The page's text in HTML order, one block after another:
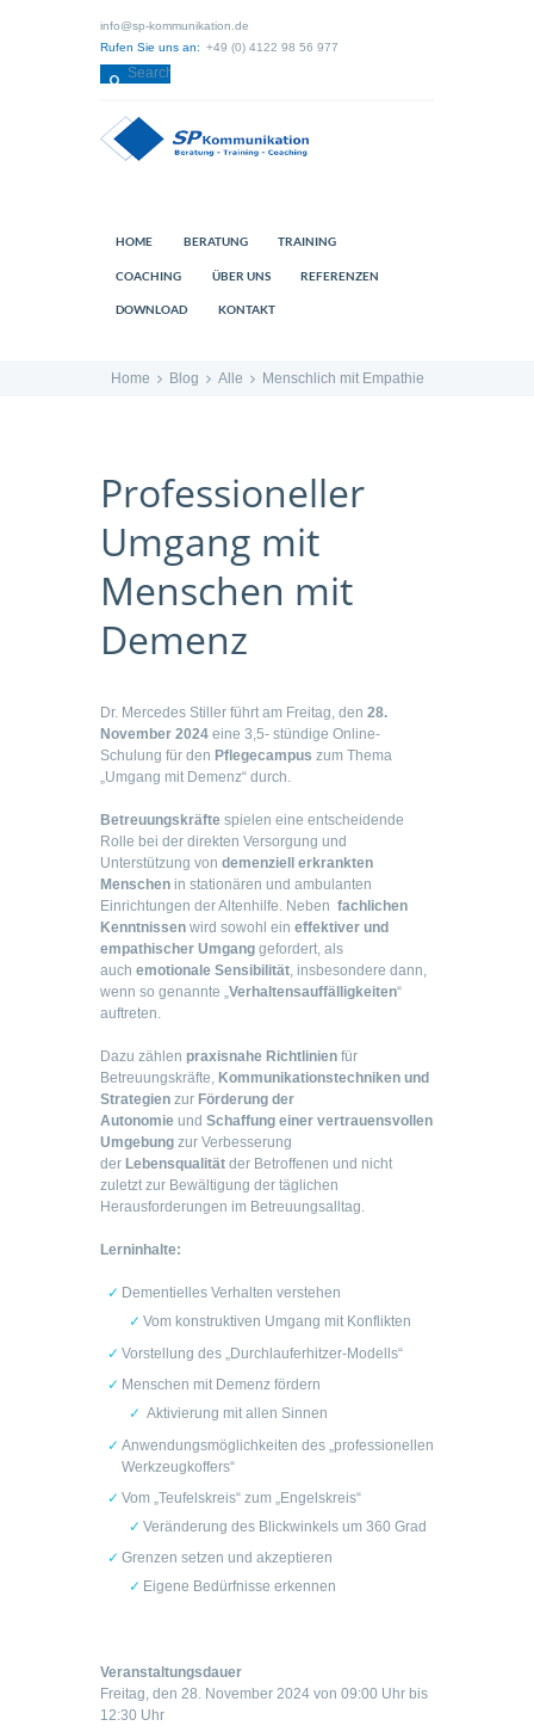
info@sp-kommunikation.de
Rufen Sie uns an: +49 (0) 4122 98 56 977
HOME BERATUNG TRAINING
COACHING ÜBER UNS REFERENZEN
DOWNLOAD KONTAKT
Home Blog Alle Menschlich mit Empathie
Professioneller
Umgang mit
Menschen mit
Demenz
Dr. Mercedes Stiller führt am Freitag, den 28.
November 2024 eine 3,5- stündige Online-
Schulung für den Pflegecampus zum Thema
„Umgang mit Demenz“ durch.
Betreuungskräfte spielen eine entscheidende
Rolle bei der direkten Versorgung und
Unterstützung von demenziell erkrankten
Menschen in stationären und ambulanten
Einrichtungen der Altenhilfe. Neben fachlichen
Kenntnissen wird sowohl ein effektiver und
empathischer Umgang gefordert, als
auch emotionale Sensibilität, insbesondere dann,
wenn so genannte „Verhaltensauffälligkeiten“
auftreten.
Dazu zählen praxisnahe Richtlinien für
Betreuungskräfte, Kommunikationstechniken und
Strategien zur Förderung der
Autonomie und Schaffung einer vertrauensvollen
Umgebung zur Verbesserung
der Lebensqualität der Betroffenen und nicht
zuletzt zur Bewältigung der täglichen
Herausforderungen im Betreuungsalltag.
Lerninhalte:
Dementielles Verhalten verstehen
Vom konstruktiven Umgang mit Konflikten
Vorstellung des „Durchlauferhitzer-Modells“
Menschen mit Demenz fördern
Aktivierung mit allen Sinnen
Anwendungsmöglichkeiten des „professionellen
Werkzeugkoffers“
Vom „Teufelskreis“ zum „Engelskreis“
Veränderung des Blickwinkels um 360 Grad
Grenzen setzen und akzeptieren
Eigene Bedürfnisse erkennen
Veranstaltungsdauer
Freitag, den 28. November 2024 von 09:00 Uhr bis
12:30 Uhr